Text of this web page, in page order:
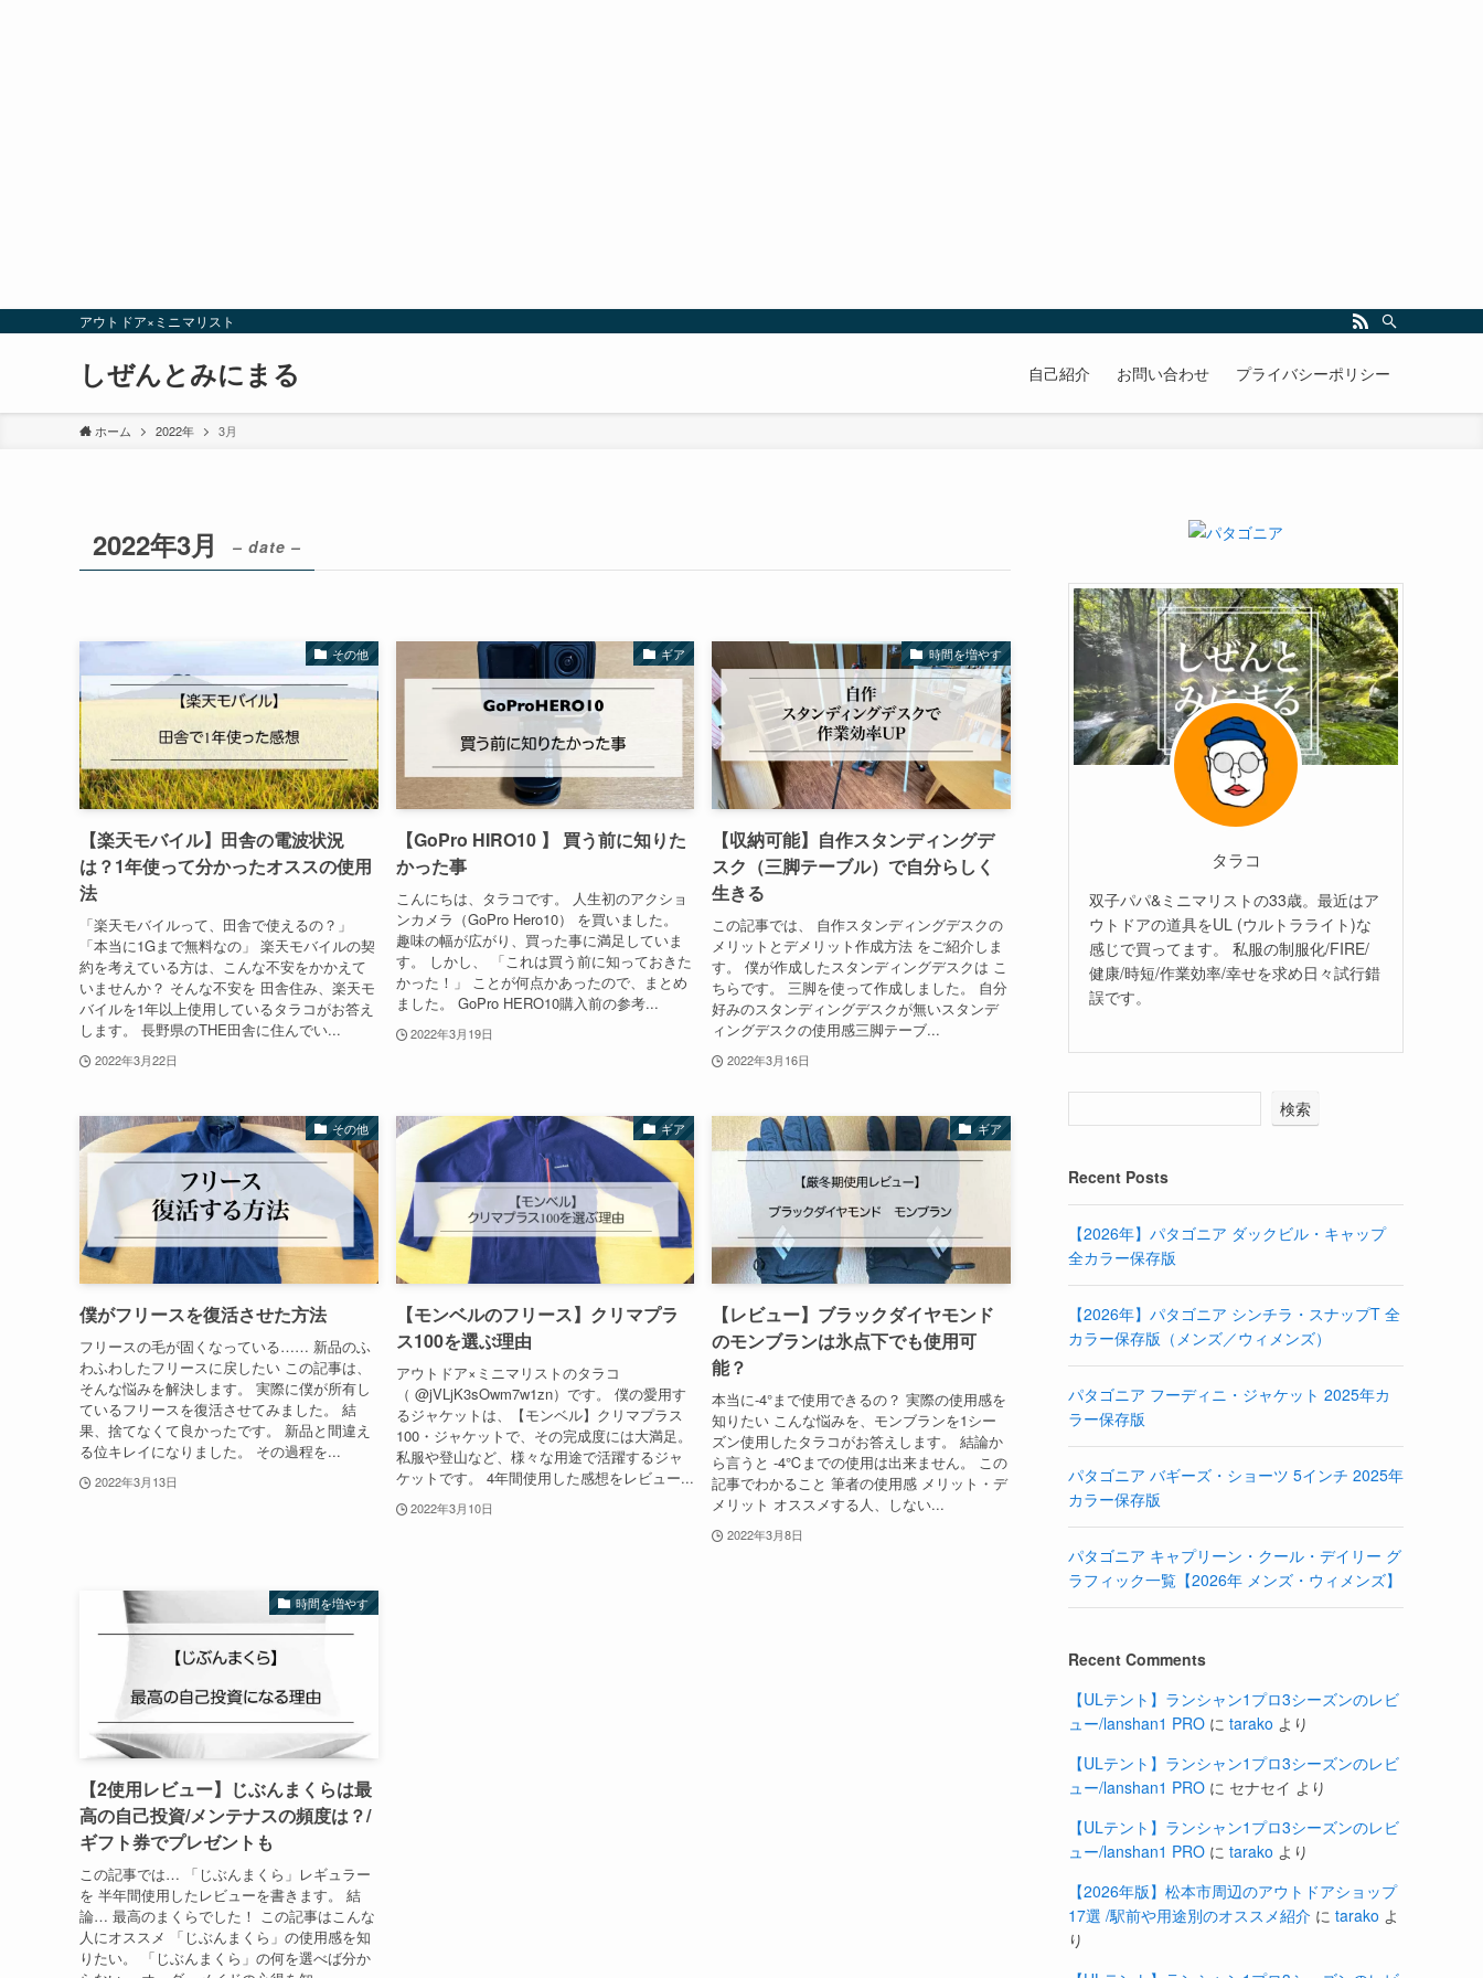
アウトドア×ミニマリスト
しぜんとみにまる 自己紹介 お問い合わせ プライバシーポリシー
ホーム 2022年 3月
2022年3月 – date –
その他
【楽天モバイル】田舎の電波状況
は？1年使って分かったオススの使用
法
「楽天モバイルって、田舎で使えるの？」
「本当に1Gまで無料なの」 楽天モバイルの契
約を考えている方は、こんな不安をかかえて
いませんか？ そんな不安を 田舎住み、楽天モ
バイルを1年以上使用しているタラコがお答え
します。 長野県のTHE田舎に住んでい...
2022年3月22日
ギア
【GoPro HIRO10 】 買う前に知りた
かった事
こんにちは、タラコです。 人生初のアクショ
ンカメラ（GoPro Hero10） を買いました。
趣味の幅が広がり、買った事に満足していま
す。 しかし、 「これは買う前に知っておきた
かった！」 ことが何点かあったので、まとめ
ました。 GoPro HERO10購入前の参考...
2022年3月19日
時間を増やす
【収納可能】自作スタンディングデ
スク（三脚テーブル）で自分らしく
生きる
この記事では、 自作スタンディングデスクの
メリットとデメリット作成方法 をご紹介しま
す。 僕が作成したスタンディングデスクは こ
ちらです。 三脚を使って作成しました。 自分
好みのスタンディングデスクが無いスタンデ
ィングデスクの使用感三脚テーブ...
2022年3月16日
その他
僕がフリースを復活させた方法
フリースの毛が固くなっている…… 新品のふ
わふわしたフリースに戻したい この記事は、
そんな悩みを解決します。 実際に僕が所有し
ているフリースを復活させてみました。 結
果、捨てなくて良かったです。 新品と間違え
る位キレイになりました。 その過程を...
2022年3月13日
ギア
【モンベルのフリース】クリマプラ
ス100を選ぶ理由
アウトドア×ミニマリストのタラコ
（ @jVLjK3sOwm7w1zn）です。 僕の愛用す
るジャケットは、【モンベル】クリマプラス
100・ジャケットで、その完成度には大満足。
私服や登山など、様々な用途で活躍するジャ
ケットです。 4年間使用した感想をレビュー...
2022年3月10日
ギア
【レビュー】ブラックダイヤモンド
のモンブランは氷点下でも使用可
能？
本当に-4°まで使用できるの？ 実際の使用感を
知りたい こんな悩みを、モンブランを1シー
ズン使用したタラコがお答えします。 結論か
ら言うと -4℃までの使用は出来ません。 この
記事でわかること 筆者の使用感 メリット・デ
メリット オススメする人、しない...
2022年3月8日
時間を増やす
【2使用レビュー】じぶんまくらは最
高の自己投資/メンテナスの頻度は？/
ギフト券でプレゼントも
この記事では… 「じぶんまくら」レギュラー
を 半年間使用したレビューを書きます。 結
論… 最高のまくらでした！ この記事はこんな
人にオススメ 「じぶんまくら」の使用感を知
りたい。 「じぶんまくら」の何を選べば分か
タラコ
双子パパ&ミニマリストの33歳。最近はア
ウトドアの道具をUL (ウルトラライト)な
感じで買ってます。 私服の制服化/FIRE/
健康/時短/作業効率/幸せを求め日々試行錯
誤です。
検索
Recent Posts
【2026年】パタゴニア ダックビル・キャップ
全カラー保存版
【2026年】パタゴニア シンチラ・スナップT 全
カラー保存版（メンズ／ウィメンズ）
パタゴニア フーディニ・ジャケット 2025年カ
ラー保存版
パタゴニア バギーズ・ショーツ 5インチ 2025年
カラー保存版
パタゴニア キャプリーン・クール・デイリー グ
ラフィック一覧【2026年 メンズ・ウィメンズ】
Recent Comments
【ULテント】ランシャン1プロ3シーズンのレビ
ュー/lanshan1 PRO に tarako より
【ULテント】ランシャン1プロ3シーズンのレビ
ュー/lanshan1 PRO に セナセイ より
【ULテント】ランシャン1プロ3シーズンのレビ
ュー/lanshan1 PRO に tarako より
【2026年版】松本市周辺のアウトドアショップ
17選 /駅前や用途別のオススメ紹介 に tarako よ
り